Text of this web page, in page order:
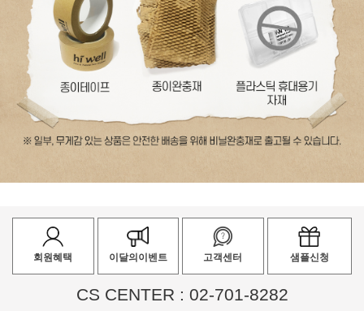
회원혜택 이달의이벤트 고객센터 샘플신청
CS CENTER : 02-701-8282